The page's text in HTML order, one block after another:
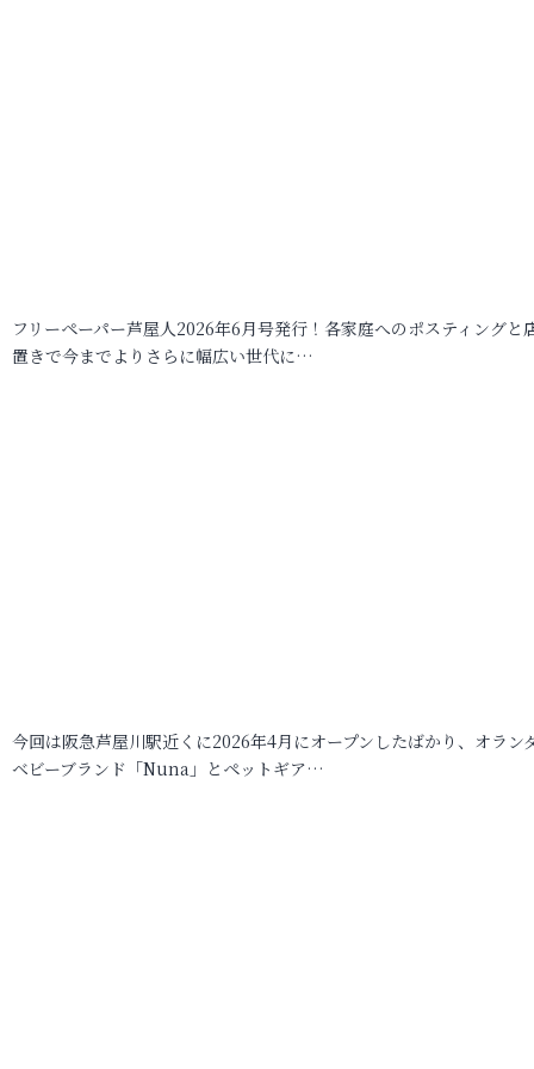
フリーペーパー芦屋人2026年6月号発行！各家庭へのポスティングと
置きで今までよりさらに幅広い世代に…
今回は阪急芦屋川駅近くに2026年4月にオープンしたばかり、オラン
ベビーブランド「Nuna」とペットギア…